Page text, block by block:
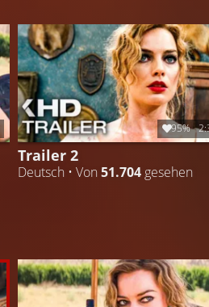
95%
Trailer 2
Deutsch • Von51.704 gesehen